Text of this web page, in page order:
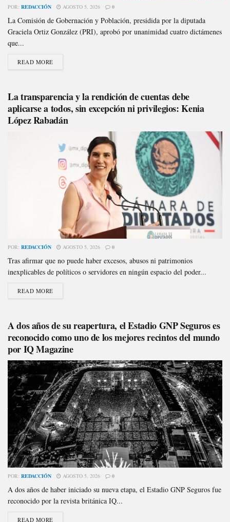
POR: REDACCIÓN AGOSTO 5, 2026 0
La Comisión de Gobernación y Población, presidida por la diputada
Graciela Ortiz González (PRI), aprobó por unanimidad cuatro dictámenes
que...
READ MORE
La transparencia y la rendición de cuentas debe
aplicarse a todos, sin excepción ni privilegios: Kenia
López Rabadán
POR: REDACCIÓN AGOSTO 5, 2026 0
Tras afirmar que no puede haber excesos, abusos ni patrimonios
inexplicables de políticos o servidores en ningún espacio del poder...
READ MORE
A dos años de su reapertura, el Estadio GNP Seguros es
reconocido como uno de los mejores recintos del mundo
por IQ Magazine
POR: REDACCIÓN AGOSTO 5, 2026 0
A dos años de haber iniciado su nueva etapa, el Estadio GNP Seguros fue
reconocido por la revista británica IQ...
READ MORE